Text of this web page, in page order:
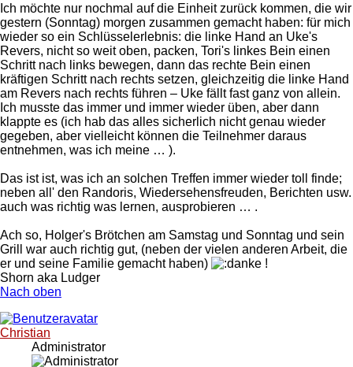
Ich möchte nur nochmal auf die Einheit zurück kommen, die wir
gestern (Sonntag) morgen zusammen gemacht haben: für mich
wieder so ein Schlüsselerlebnis: die linke Hand an Uke's
Revers, nicht so weit oben, packen, Tori's linkes Bein einen
Schritt nach links bewegen, dann das rechte Bein einen
kräftigen Schritt nach rechts setzen, gleichzeitig die linke Hand
am Revers nach rechts führen – Uke fällt fast ganz von allein.
Ich musste das immer und immer wieder üben, aber dann
klappte es (ich hab das alles sicherlich nicht genau wieder
gegeben, aber vielleicht können die Teilnehmer daraus
entnehmen, was ich meine … ).
Das ist ist, was ich an solchen Treffen immer wieder toll finde;
neben all' den Randoris, Wiedersehensfreuden, Berichten usw.
auch was richtig was lernen, ausprobieren … .
Ach so, Holger's Brötchen am Samstag und Sonntag und sein
Grill war auch richtig gut, (neben der vielen anderen Arbeit, die
er und seine Familie gemacht haben)
!
Shorn aka Ludger
Nach oben
Christian
Administrator